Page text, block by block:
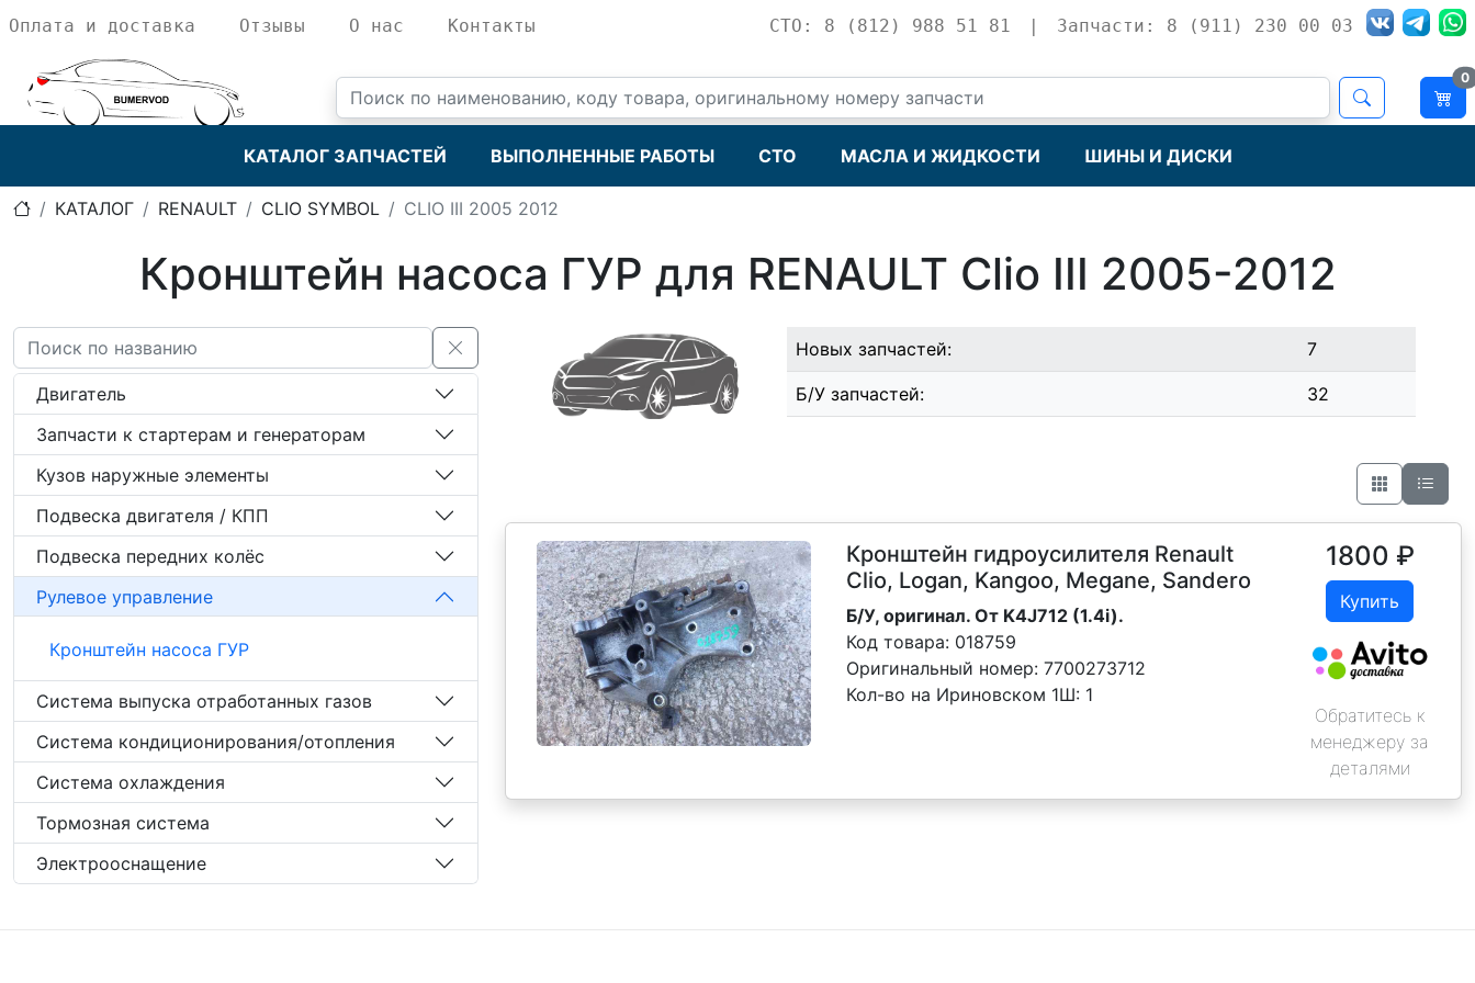
Оплата и доставка Отзывы О нас Контакты СТО: 8 (812) 988 51 81 | Запчасти: 8 (911) 230 00 03
0
КАТАЛОГ ЗАПЧАСТЕЙ ВЫПОЛНЕННЫЕ РАБОТЫ СТО МАСЛА И ЖИДКОСТИ ШИНЫ И ДИСКИ
КАТАЛОГ RENAULT CLIO SYMBOL CLIO III 2005 2012
Кронштейн насоса ГУР для RENAULT Clio III 2005-2012
Новых запчастей: 7
Б/У запчастей: 32
Кронштейн гидроусилителя Renault
Clio, Logan, Kangoo, Megane, Sandero
Б/У, оригинал. От K4J712 (1.4i).
Код товара: 018759
Оригинальный номер: 7700273712
Кол-во на Ириновском 1Ш: 1
1800 ₽
Купить
Обратитесь к
менеджеру за
деталями
Двигатель
Запчасти к стартерам и генераторам
Кузов наружные элементы
Подвеска двигателя / КПП
Подвеска передних колёс
Рулевое управление
Кронштейн насоса ГУР
Система выпуска отработанных газов
Система кондиционирования/отопления
Система охлаждения
Тормозная система
Электрооснащение